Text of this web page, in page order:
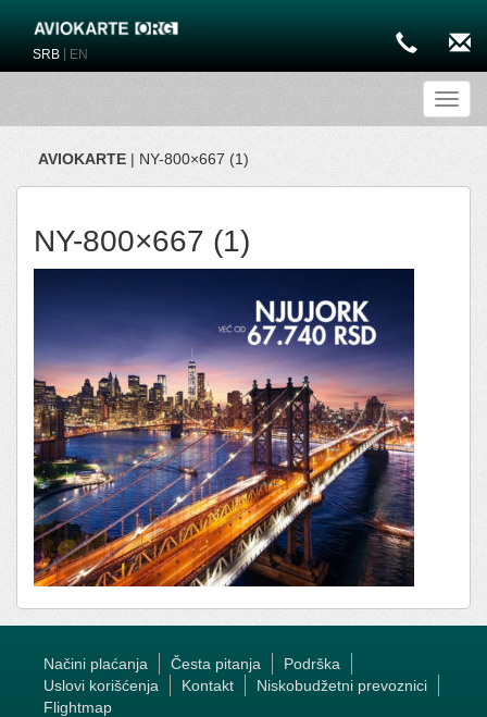
SRB EN
AVIOKARTE | NY-800×667 (1)
NY-800×667 (1)
Načini plaćanja Česta pitanja
Podrška
Uslovi korišćenja
Kontakt
Niskobudžetni prevoznici
Flightmap